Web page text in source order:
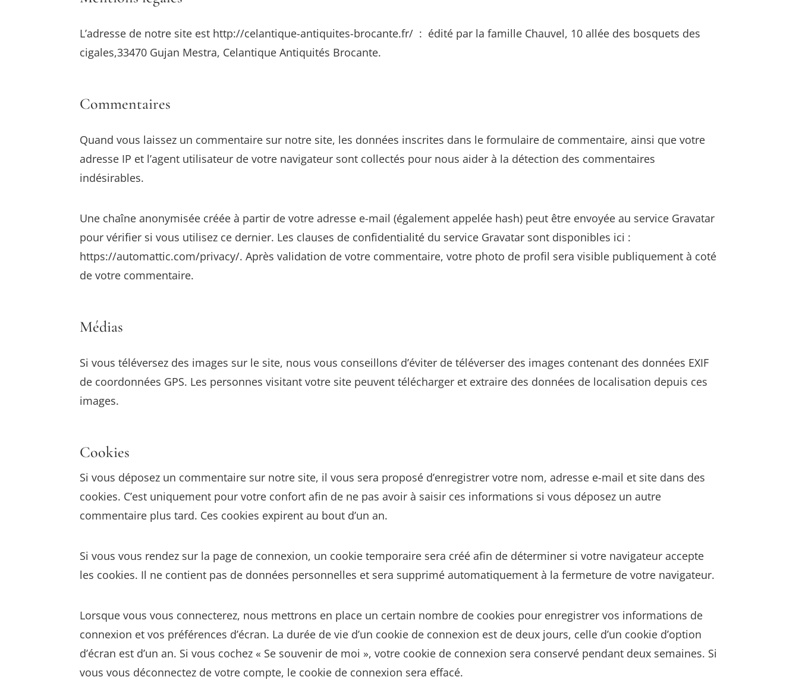
L’adresse de notre site est http://celantique-antiquites-brocante.fr/ : édité par la famille Chauvel, 10 allée des bosquets des
cigales,33470 Gujan Mestra, Celantique Antiquités Brocante.
Commentaires
Quand vous laissez un commentaire sur notre site, les données inscrites dans le formulaire de commentaire, ainsi que votre
adresse IP et l’agent utilisateur de votre navigateur sont collectés pour nous aider à la détection des commentaires
indésirables.
Une chaîne anonymisée créée à partir de votre adresse e-mail (également appelée hash) peut être envoyée au service Gravatar
pour vérifier si vous utilisez ce dernier. Les clauses de confidentialité du service Gravatar sont disponibles ici :
https://automattic.com/privacy/. Après validation de votre commentaire, votre photo de profil sera visible publiquement à coté
de votre commentaire.
Médias
Si vous téléversez des images sur le site, nous vous conseillons d’éviter de téléverser des images contenant des données EXIF
de coordonnées GPS. Les personnes visitant votre site peuvent télécharger et extraire des données de localisation depuis ces
images.
Cookies
Si vous déposez un commentaire sur notre site, il vous sera proposé d’enregistrer votre nom, adresse e-mail et site dans des
cookies. C’est uniquement pour votre confort afin de ne pas avoir à saisir ces informations si vous déposez un autre
commentaire plus tard. Ces cookies expirent au bout d’un an.
Si vous vous rendez sur la page de connexion, un cookie temporaire sera créé afin de déterminer si votre navigateur accepte
les cookies. Il ne contient pas de données personnelles et sera supprimé automatiquement à la fermeture de votre navigateur.
Lorsque vous vous connecterez, nous mettrons en place un certain nombre de cookies pour enregistrer vos informations de
connexion et vos préférences d’écran. La durée de vie d’un cookie de connexion est de deux jours, celle d’un cookie d’option
d’écran est d’un an. Si vous cochez « Se souvenir de moi », votre cookie de connexion sera conservé pendant deux semaines. Si
vous vous déconnectez de votre compte, le cookie de connexion sera effacé.